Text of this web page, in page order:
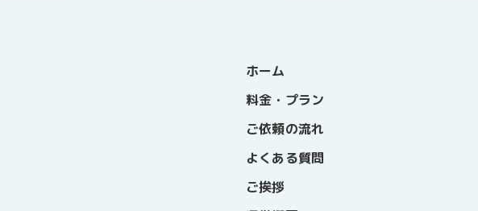
ホーム
料金・プラン
ご依頼の流れ
よくある質問
ご挨拶